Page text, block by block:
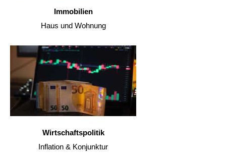
Immobilien
Haus und Wohnung
Wirtschaftspolitik
Inflation & Konjunktur